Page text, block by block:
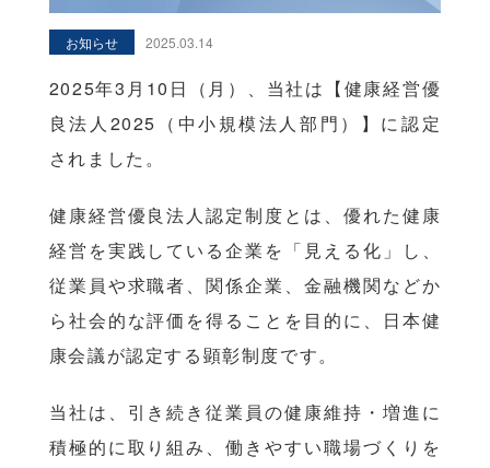
お知らせ 2025.03.14
2025年3月10日（月）、当社は【健康経営優
良法人2025（中小規模法人部門）】に認定
されました。
健康経営優良法人認定制度とは、優れた健康
経営を実践している企業を「見える化」し、
従業員や求職者、関係企業、金融機関などか
ら社会的な評価を得ることを目的に、日本健
康会議が認定する顕彰制度です。
当社は、引き続き従業員の健康維持・増進に
積極的に取り組み、働きやすい職場づくりを